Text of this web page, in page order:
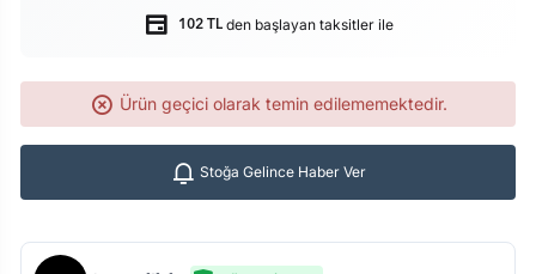
102 TLden başlayan taksitler ile
Ürün geçici olarak temin edilememektedir.
Stoğa Gelince Haber Ver